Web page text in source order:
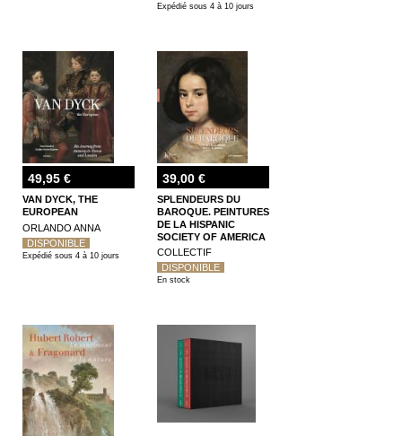
Expédié sous 4 à 10 jours
49,95 €
VAN DYCK, THE
EUROPEAN
ORLANDO ANNA
DISPONIBLE
Expédié sous 4 à 10 jours
39,00 €
SPLENDEURS DU
BAROQUE. PEINTURES
DE LA HISPANIC
SOCIETY OF AMERICA
COLLECTIF
DISPONIBLE
En stock